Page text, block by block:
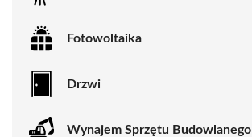
Fotowoltaika
Drzwi
Wynajem Sprzętu Budowlanego